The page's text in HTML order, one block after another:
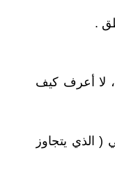
.
لا أعرف كيف
( الذي يتجاوز